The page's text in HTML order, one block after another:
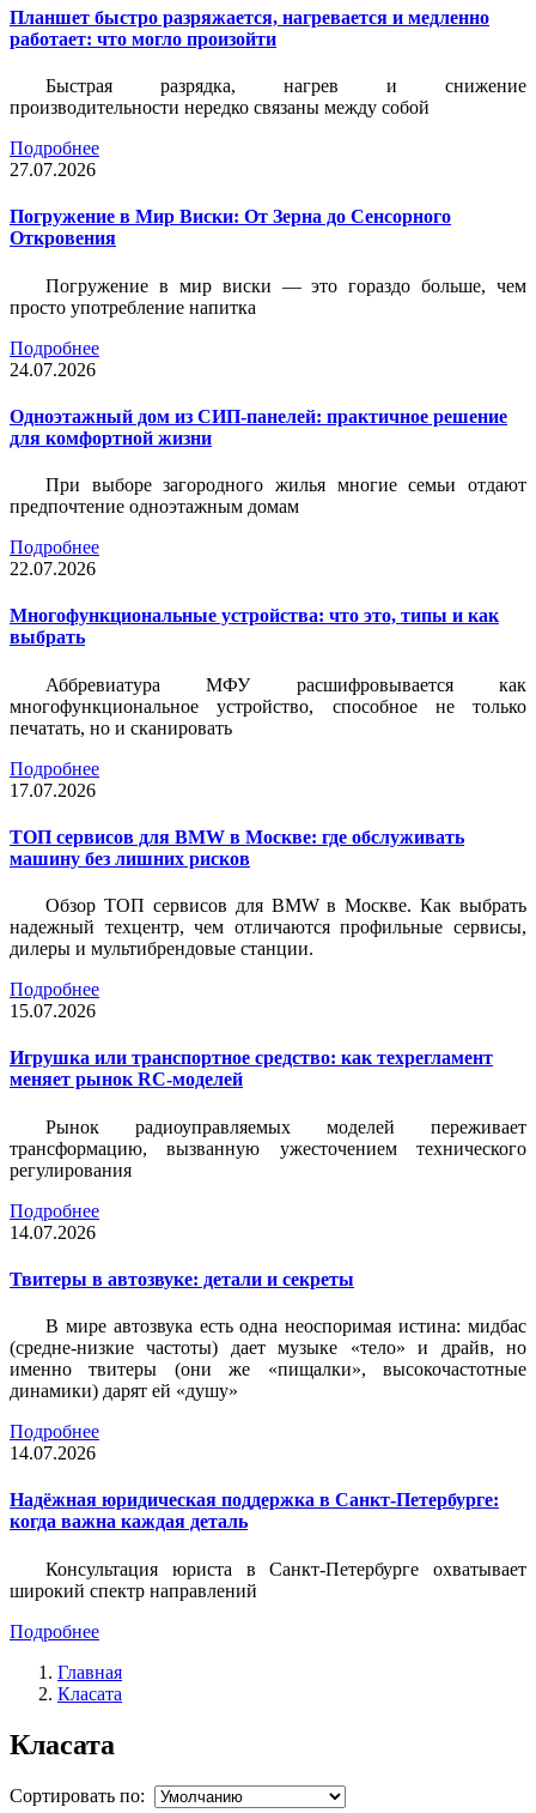
Планшет быстро разряжается, нагревается и медленно
работает: что могло произойти
Быстрая разрядка, нагрев и снижение
производительности нередко связаны между собой
Подробнее
27.07.2026
Погружение в Мир Виски: От Зерна до Сенсорного
Откровения
Погружение в мир виски — это гораздо больше, чем
просто употребление напитка
Подробнее
24.07.2026
Одноэтажный дом из СИП-панелей: практичное решение
для комфортной жизни
При выборе загородного жилья многие семьи отдают
предпочтение одноэтажным домам
Подробнее
22.07.2026
Многофункциональные устройства: что это, типы и как
выбрать
Аббревиатура МФУ расшифровывается как
многофункциональное устройство, способное не только
печатать, но и сканировать
Подробнее
17.07.2026
ТОП сервисов для BMW в Москве: где обслуживать
машину без лишних рисков
Обзор ТОП сервисов для BMW в Москве. Как выбрать
надежный техцентр, чем отличаются профильные сервисы,
дилеры и мультибрендовые станции.
Подробнее
15.07.2026
Игрушка или транспортное средство: как техрегламент
меняет рынок RC-моделей
Рынок радиоуправляемых моделей переживает
трансформацию, вызванную ужесточением технического
регулирования
Подробнее
14.07.2026
Твитеры в автозвуке: детали и секреты
В мире автозвука есть одна неоспоримая истина: мидбас
(средне-низкие частоты) дает музыке «тело» и драйв, но
именно твитеры (они же «пищалки», высокочастотные
динамики) дарят ей «душу»
Подробнее
14.07.2026
Надёжная юридическая поддержка в Санкт-Петербурге:
когда важна каждая деталь
Консультация юриста в Санкт-Петербурге охватывает
широкий спектр направлений
Подробнее
Главная
Класата
Класата
Сортировать по: